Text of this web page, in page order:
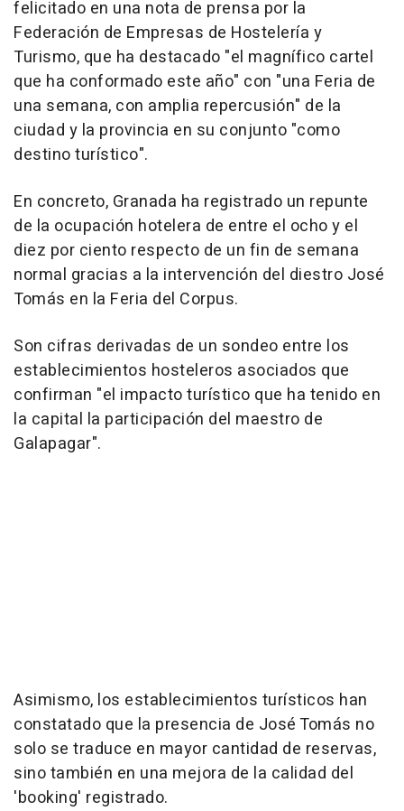
felicitado en una nota de prensa por la
Federación de Empresas de Hostelería y
Turismo, que ha destacado "el magnífico cartel
que ha conformado este año" con "una Feria de
una semana, con amplia repercusión" de la
ciudad y la provincia en su conjunto "como
destino turístico".
En concreto, Granada ha registrado un repunte
de la ocupación hotelera de entre el ocho y el
diez por ciento respecto de un fin de semana
normal gracias a la intervención del diestro José
Tomás en la Feria del Corpus.
Son cifras derivadas de un sondeo entre los
establecimientos hosteleros asociados que
confirman "el impacto turístico que ha tenido en
la capital la participación del maestro de
Galapagar".
Asimismo, los establecimientos turísticos han
constatado que la presencia de José Tomás no
solo se traduce en mayor cantidad de reservas,
sino también en una mejora de la calidad del
'booking' registrado.